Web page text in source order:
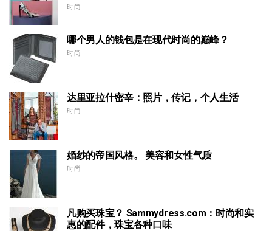
时尚
哪个男人的钱包是在现代时尚的巅峰？
时尚
达里亚拉什密辛：照片，传记，个人生活
时尚
婚纱的帝国风格。 美容和女性气质
时尚
凡购买珠宝？ Sammydress.com：时尚和实
惠的配件，珠宝各种口味